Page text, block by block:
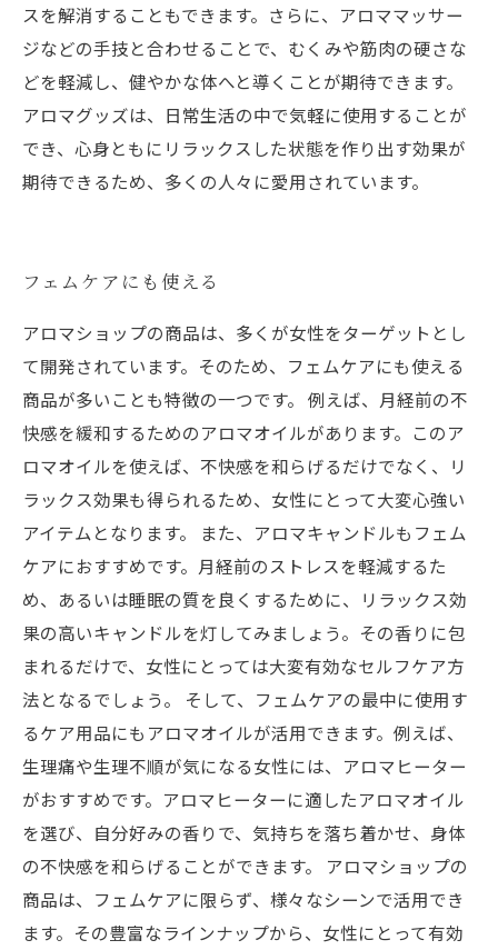
スを解消することもできます。さらに、アロママッサー
ジなどの手技と合わせることで、むくみや筋肉の硬さな
どを軽減し、健やかな体へと導くことが期待できます。
アロマグッズは、日常生活の中で気軽に使用することが
でき、心身ともにリラックスした状態を作り出す効果が
期待できるため、多くの人々に愛用されています。
フェムケアにも使える
アロマショップの商品は、多くが女性をターゲットとし
て開発されています。そのため、フェムケアにも使える
商品が多いことも特徴の一つです。 例えば、月経前の不
快感を緩和するためのアロマオイルがあります。このア
ロマオイルを使えば、不快感を和らげるだけでなく、リ
ラックス効果も得られるため、女性にとって大変心強い
アイテムとなります。 また、アロマキャンドルもフェム
ケアにおすすめです。月経前のストレスを軽減するた
め、あるいは睡眠の質を良くするために、リラックス効
果の高いキャンドルを灯してみましょう。その香りに包
まれるだけで、女性にとっては大変有効なセルフケア方
法となるでしょう。 そして、フェムケアの最中に使用す
るケア用品にもアロマオイルが活用できます。例えば、
生理痛や生理不順が気になる女性には、アロマヒーター
がおすすめです。アロマヒーターに適したアロマオイル
を選び、自分好みの香りで、気持ちを落ち着かせ、身体
の不快感を和らげることができます。 アロマショップの
商品は、フェムケアに限らず、様々なシーンで活用でき
ます。その豊富なラインナップから、女性にとって有効